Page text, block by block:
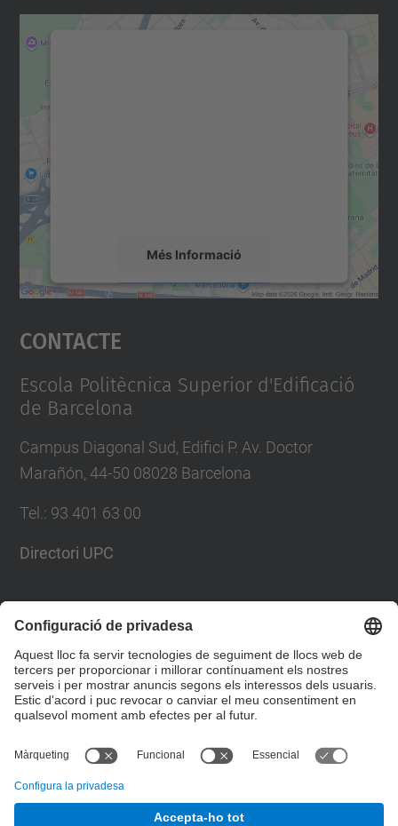
Més Informació
Accepta
powered by
Contacte
Escola Politècnica Superior d'Edificació
de Barcelona
Campus Diagonal Sud, Edifici P. Av. Doctor
Marañón, 44-50 08028 Barcelona
Tel. : 93 401 63 00
Directori UPC
Formulari de contacte
Llista Xarxes Socials